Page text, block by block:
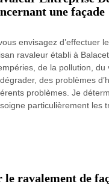
une façade
envisagez d’effectuer
ravaleur établi à
de la pollution, du
des problèmes
problèmes. Je
particulièrement les
ravalement de